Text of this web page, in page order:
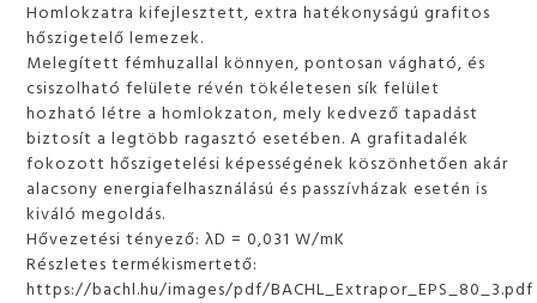
Homlokzatra kifejlesztett, extra hatékonyságú grafitos
hőszigetelő lemezek.
Melegített fémhuzallal könnyen, pontosan vágható, és
csiszolható felülete révén tökéletesen sík felület
hozható létre a homlokzaton, mely kedvező tapadást
biztosít a legtöbb ragasztó esetében. A grafitadalék
fokozott hőszigetelési képességének köszönhetően akár
alacsony energiafelhasználású és passzívházak esetén is
kiváló megoldás.
Hővezetési tényező: λD = 0,031 W/mK
Részletes termékismertető:
https://bachl.hu/images/pdf/BACHL_Extrapor_EPS_80_3.pdf